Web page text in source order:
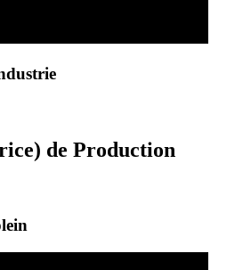
de Production